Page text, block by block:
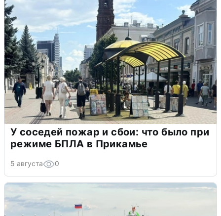
У соседей пожар и сбои: что было при
режиме БПЛА в Прикамье
5 августа 0